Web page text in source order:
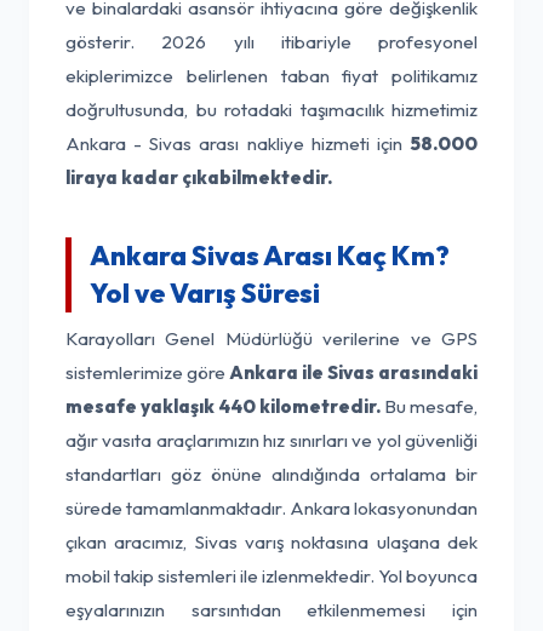
ve binalardaki asansör ihtiyacına göre değişkenlik
gösterir. 2026 yılı itibariyle profesyonel
ekiplerimizce belirlenen taban fiyat politikamız
doğrultusunda, bu rotadaki taşımacılık hizmetimiz
Ankara - Sivas arası nakliye hizmeti için 58.000
liraya kadar çıkabilmektedir.
Ankara Sivas Arası Kaç Km?
Yol ve Varış Süresi
Karayolları Genel Müdürlüğü verilerine ve GPS
sistemlerimize göre Ankara ile Sivas arasındaki
mesafe yaklaşık 440 kilometredir. Bu mesafe,
ağır vasıta araçlarımızın hız sınırları ve yol güvenliği
standartları göz önüne alındığında ortalama bir
sürede tamamlanmaktadır. Ankara lokasyonundan
çıkan aracımız, Sivas varış noktasına ulaşana dek
mobil takip sistemleri ile izlenmektedir. Yol boyunca
eşyalarınızın sarsıntıdan etkilenmemesi için